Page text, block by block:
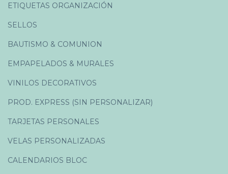
ETIQUETAS ORGANIZACIÓN
SELLOS
BAUTISMO & COMUNION
EMPAPELADOS & MURALES
VINILOS DECORATIVOS
PROD. EXPRESS (SIN PERSONALIZAR)
TARJETAS PERSONALES
VELAS PERSONALIZADAS
CALENDARIOS BLOC